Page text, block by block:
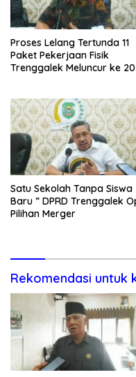
Proses Lelang Tertunda 11
Paket Pekerjaan Fisik
Trenggalek Meluncur ke
Satu Sekolah Tanpa Siswa
Baru ” DPRD Trenggalek
Pilihan Merger
Rekomendasi untuk